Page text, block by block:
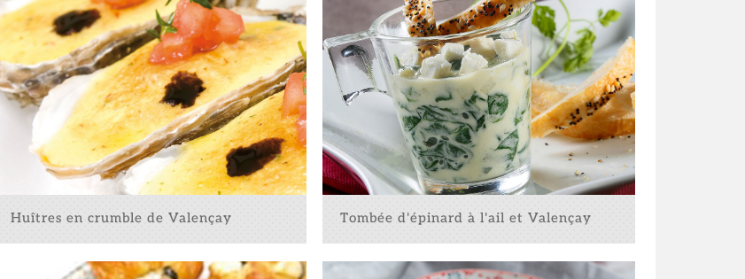
Huîtres en crumble de Valençay Tombée d'épinard à l'ail et Valençay